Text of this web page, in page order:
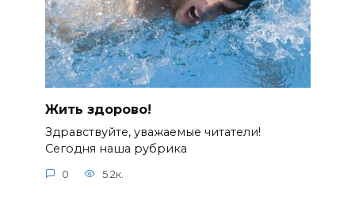
Жить здорово!
Здравствуйте, уважаемые читатели!
Сегодня наша рубрика
0 5.2к.